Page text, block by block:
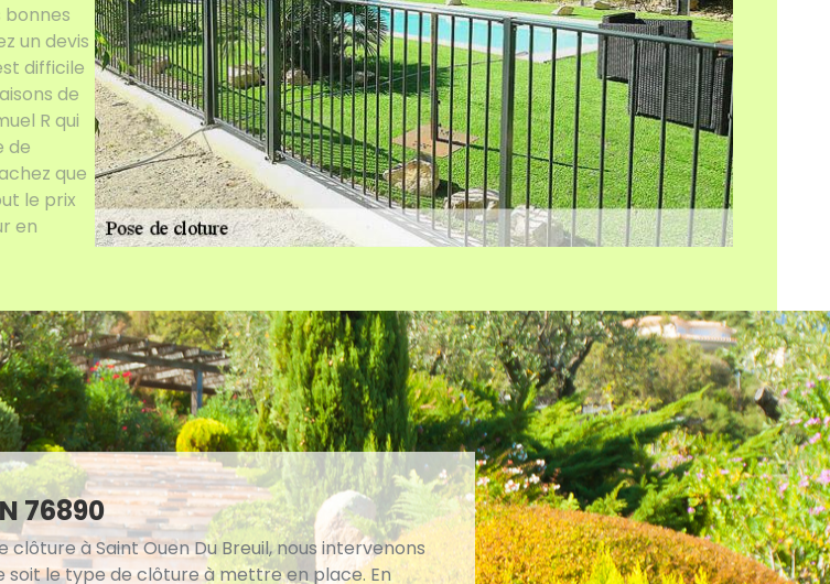
un devis
difficile
de
R qui
de
que
le prix
en
76890
à Saint Ouen Du Breuil, nous intervenons
soit le type de clôture à mettre en place. En